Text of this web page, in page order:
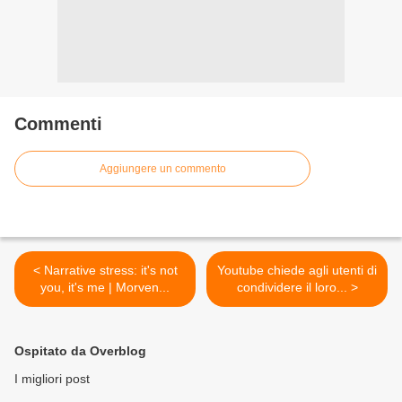
Commenti
Aggiungere un commento
< Narrative stress: it's not
you, it's me | Morven...
Youtube chiede agli utenti di
condividere il loro... >
Ospitato da Overblog
I migliori post